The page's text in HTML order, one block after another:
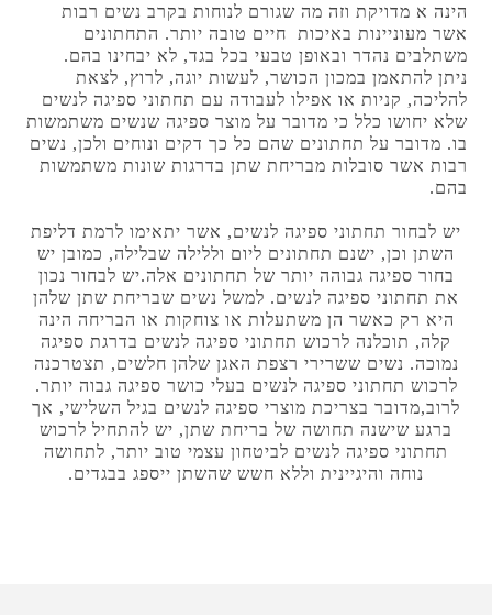
הינה א מדויקת וזה מה שגורם לנוחות בקרב נשים רבות
אשר מעוניינות באיכות חיים טובה יותר. התחתונים
משתלבים נהדר ובאופן טבעי בכל בגד, לא יבחינו בהם.
ניתן להתאמן במכון הכושר, לעשות יוגה, לרוץ, לצאת
להליכה, קניות או אפילו לעבודה עם תחתוני ספיגה לנשים
שלא יחושו כלל כי מדובר על מוצר ספיגה שנשים משתמשות
בו. מדובר על תחתונים שהם כל כך דקים ונוחים ולכן, נשים
רבות אשר סובלות מבריחת שתן בדרגות שונות משתמשות
בהם.
יש לבחור תחתוני ספיגה לנשים, אשר יתאימו לרמת דליפת
השתן וכן, ישנם תחתונים ליום וללילה שבלילה, כמובן יש
בחור ספיגה גבוהה יותר של תחתונים אלה.יש לבחור נכון
את תחתוני ספיגה לנשים. למשל נשים שבריחת שתן שלהן
היא רק כאשר הן משתעלות או צוחקות או הבריחה הינה
קלה, תוכלנה לרכוש תחתוני ספיגה לנשים בדרגת ספיגה
נמוכה. נשים ששרירי רצפת האגן שלהן חלשים, תצטרכנה
לרכוש תחתוני ספיגה לנשים בעלי כושר ספיגה גבוה יותר.
לרוב,מדובר בצריכת מוצרי ספיגה לנשים בגיל השלישי, אך
ברגע שישנה תחושה של בריחת שתן, יש להתחיל לרכוש
תחתוני ספיגה לנשים לביטחון עצמי טוב יותר, לתחושה
נוחה והיגיינית וללא חשש שהשתן ייספג בבגדים.